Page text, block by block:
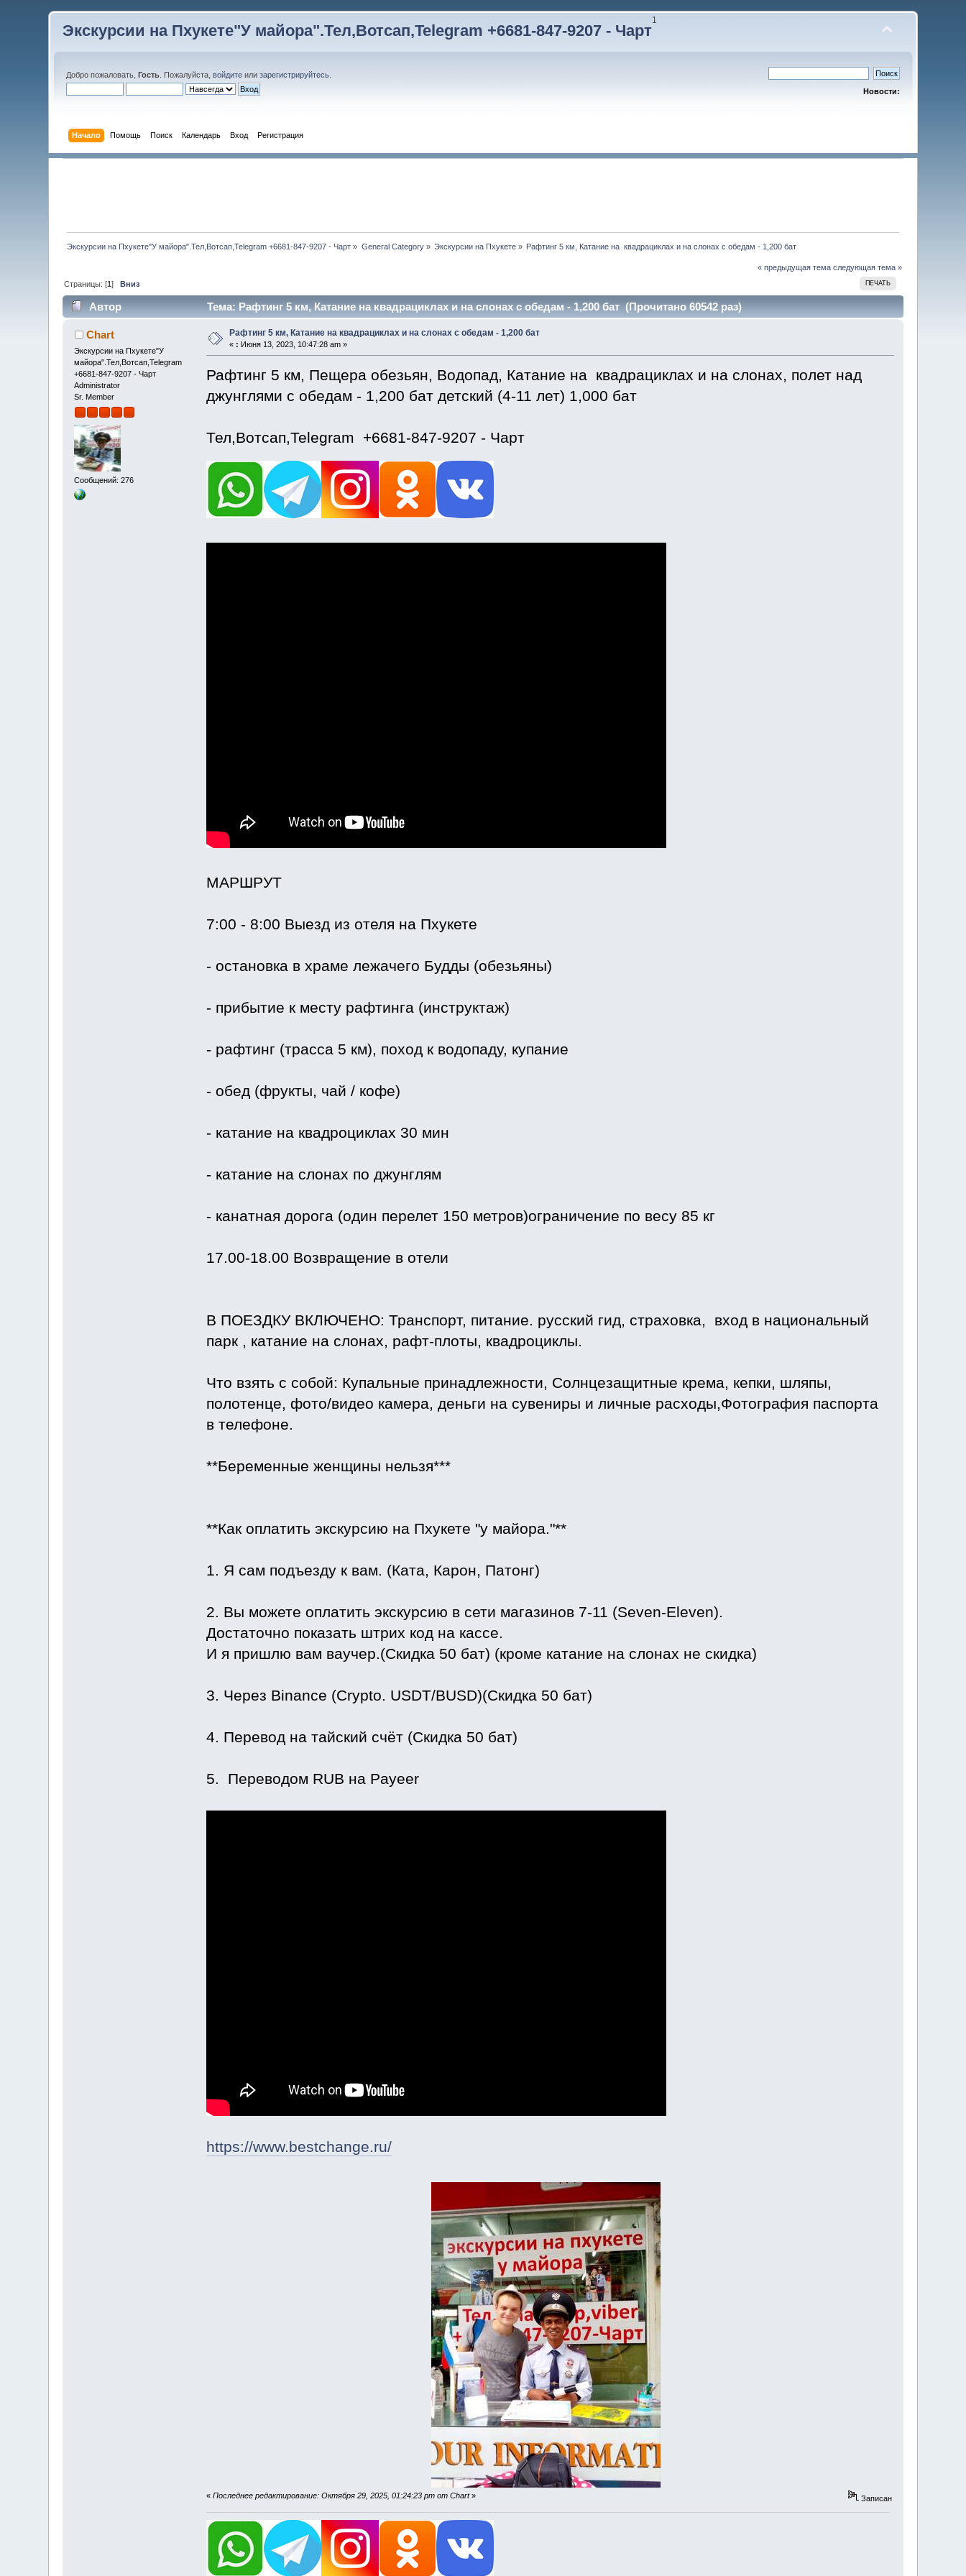
Экскурсии на Пхукете"У майора".Тел,Вотсап,Telegram +6681-847-9207 - Чарт
1
Добро пожаловать,Гость . Пожалуйста,войдите илизарегистрируйтесь
Новости:
Начало Помощь Поиск Календарь Вход Регистрация
Экскурсии на Пхукете"У майора".Тел,Вотсап,Telegram +6681-847-9207 - Чарт » General Category» Экскурсии на Пхукете » Рафтинг 5 км, Катание на  квадрациклах и на слонах с обедам - 1,200 бат
« предыдущая тема следующая тема »
ПЕЧАТЬ
Страницы: [1]Вниз
Автор Тема: Рафтинг 5 км, Катание на квадрациклах и на слонах с обедам - 1,200 бат (Прочитано 60542 раз)
Chart
Экскурсии на Пхукете"У
майора".Тел,Вотсап,Telegram
+6681-847-9207 - Чарт
Administrator
Sr. Member
Сообщений: 276
Рафтинг 5 км, Катание на квадрациклах и на слонах с обедам - 1,200 бат
« : Июня 13, 2023, 10:47:28 am »
Рафтинг 5 км, Пещера обезьян, Водопад, Катание на квадрациклах и на слонах, полет над
джунглями с обедам - 1,200 бат детский (4-11 лет) 1,000 бат
Тел,Вотсап,Telegram +6681-847-9207 - Чарт
МАРШРУТ
7:00 - 8:00 Выезд из отеля на Пхукете
- остановка в храме лежачего Будды (обезьяны)
- прибытие к месту рафтинга (инструктаж)
- рафтинг (трасса 5 км), поход к водопаду, купание
- обед (фрукты, чай / кофе)
- катание на квадроциклах 30 мин
- катание на слонах по джунглям
- канатная дорога (один перелет 150 метров)ограничение по весу 85 кг
17.00-18.00 Возвращение в отели
В ПОЕЗДКУ ВКЛЮЧЕНО: Транспорт, питание. русский гид, страховка, вход в национальный
парк , катание на слонах, рафт-плоты, квадроциклы.
Что взять с собой: Купальные принадлежности, Солнцезащитные крема, кепки, шляпы,
полотенце, фото/видео камера, деньги на сувениры и личные расходы,Фотография паспорта
в телефоне.
**Беременные женщины нельзя***
**Как оплатить экскурсию на Пхукете "у майора."**
1. Я сам подъезду к вам. (Ката, Карон, Патонг)
2. Вы можете оплатить экскурсию в сети магазинов 7-11 (Seven-Eleven).
Достаточно показать штрих код на кассе.
И я пришлю вам ваучер.(Скидка 50 бат) (кроме катание на слонах не скидка)
3. Через Binance (Crypto. USDT/BUSD)(Скидка 50 бат)
4. Перевод на тайский счёт (Скидка 50 бат)
5. Переводом RUB на Payeer
https://www.bestchange.ru/
« Последнее редактирование: Октября 29, 2025, 01:24:23 pm от Chart» Записан